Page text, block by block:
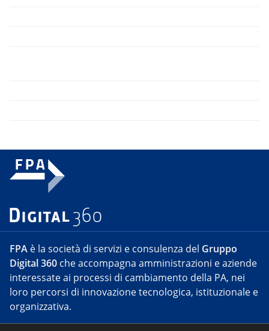
FPA è la società di servizi e consulenza del Gruppo
Digital 360 che accompagna amministrazioni e aziende
interessate ai processi di cambiamento della PA, nei
loro percorsi di innovazione tecnologica, istituzionale e
organizzativa.